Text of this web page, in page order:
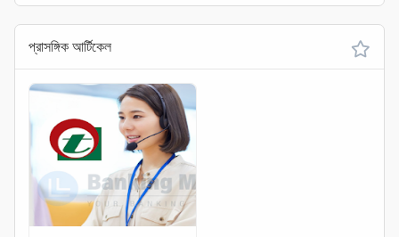
প্রাসঙ্গিক আর্টিকেল